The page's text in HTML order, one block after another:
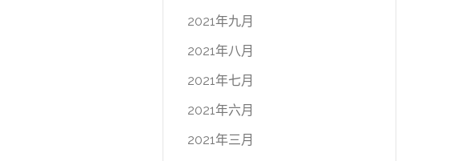
2021年九月
2021年八月
2021年七月
2021年六月
2021年三月